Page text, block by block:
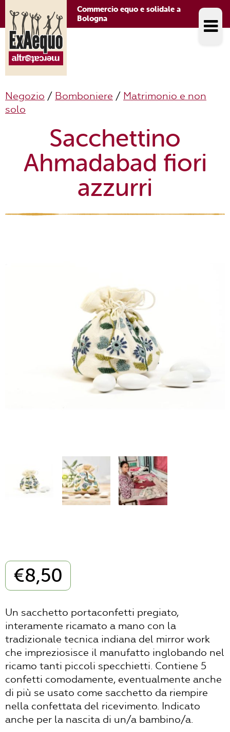
Commercio equo e solidale a
Bologna
Negozio / Bomboniere / Matrimonio e non
solo
Sacchettino
Ahmadabad fiori
azzurri
€8,50
Un sacchetto portaconfetti pregiato,
interamente ricamato a mano con la
tradizionale tecnica indiana del mirror work
che impreziosisce il manufatto inglobando nel
ricamo tanti piccoli specchietti. Contiene 5
confetti comodamente, eventualmente anche
di più se usato come sacchetto da riempire
nella confettata del ricevimento. Indicato
anche per la nascita di un/a bambino/a.